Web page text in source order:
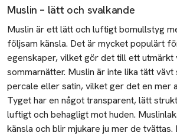
Muslin – lätt och svalkande
Muslin är ett lätt och luftigt bomullstyg
följsam känsla. Det är mycket populärt
egenskaper, vilket gör det till ett utmärkt
sommarnätter. Muslin är inte lika tätt
percale eller satin, vilket ger det en mer
Tyget har en något transparent, lätt
luftigt och behagligt mot huden.
känsla och blir mjukare ju mer de tvättas.